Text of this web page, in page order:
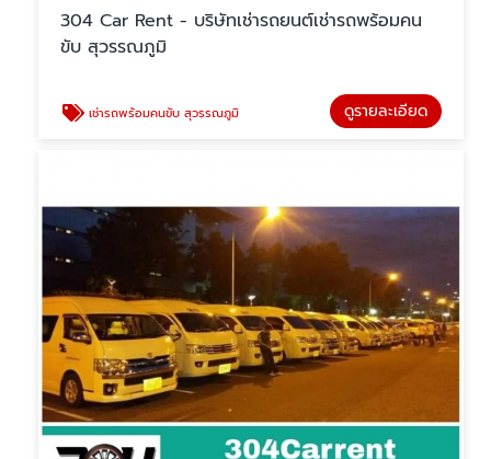
304 Car Rent - บริษัทเช่ารถยนต์เช่ารถพร้อมคน
ขับ สุวรรณภูมิ
เช่ารถพร้อมคนขับ สุวรรณภูมิ ดูรายละเอียด